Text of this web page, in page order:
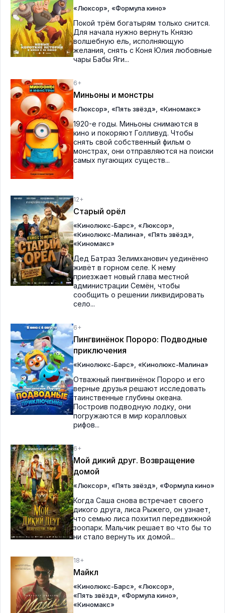
«Люксор» «Формула кино»
Покой трём богатырям только снится.
Для начала нужно вернуть Князю
волшебную ель, исполняющую
желания, снять с Коня Юлия любовные
чары Бабы Яги...
6+
Миньоны и монстры
«Люксор» «Пять звёзд» «Киномакс»
1920-е годы. Миньоны снимаются в
кино и покоряют Голливуд. Чтобы
снять свой собственный фильм о
монстрах, они отправляются на поиски
самых пугающих существ...
12+
Старый орёл
«Кинолюкс-Барс» «Люксор»
«Кинолюкс-Малина» «Пять звёзд»
«Киномакс»
Дед Батраз Зелимханович уединённо
живёт в горном селе. К нему
приезжает новый глава местной
администрации Семён, чтобы
сообщить о решении ликвидировать
село...
6+
Пингвинёнок Пороро: Подводные
приключения
«Кинолюкс-Барс» «Кинолюкс-Малина»
Отважный пингвинёнок Пороро и его
верные друзья решают исследовать
таинственные глубины океана.
Построив подводную лодку, они
погружаются в мир коралловых
рифов...
6+
Мой дикий друг. Возвращение
домой
«Люксор» «Пять звёзд» «Формула кино»
Когда Саша снова встречает своего
дикого друга, лиса Рыжего, он узнает,
что семью лиса похитил передвижной
зоопарк. Мальчик решает во что бы то
ни стало вернуть их домой...
18+
Майкл
«Кинолюкс-Барс» «Люксор»
«Пять звёзд» «Формула кино»
«Киномакс»